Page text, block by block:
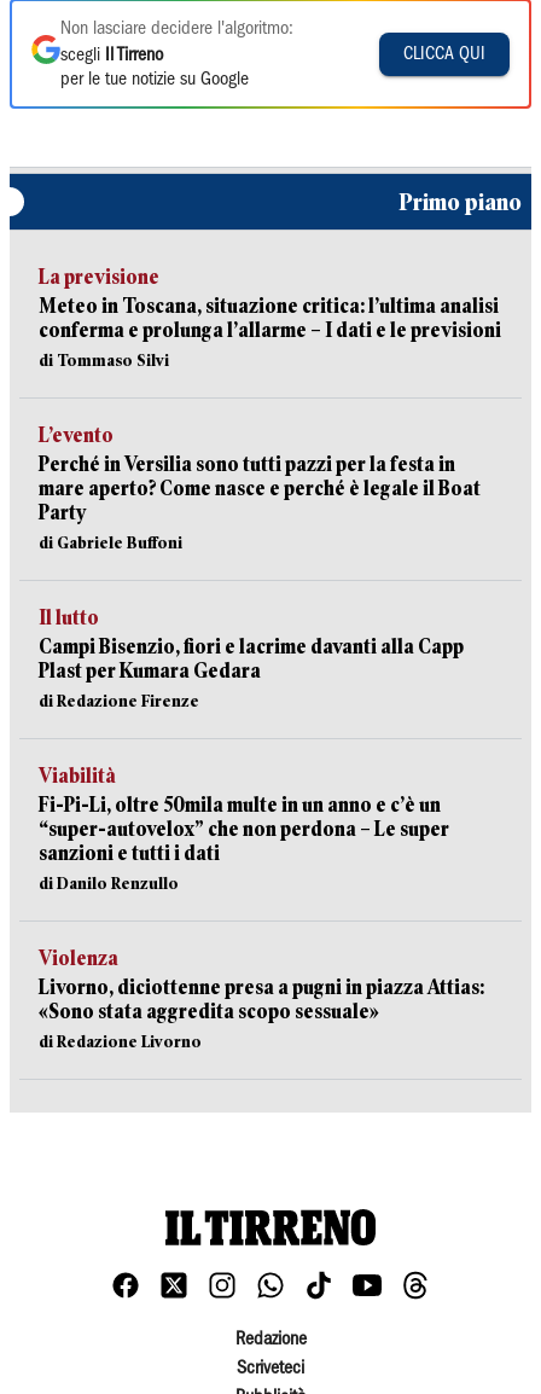
Non lasciare decidere l'algoritmo:
scegli
Il Tirreno
per le tue notizie su Google
CLICCA QUI
Primo piano
La previsione
Meteo in Toscana, situazione critica: l’ultima analisi
conferma e prolunga l’allarme – I dati e le previsioni
di Tommaso Silvi
L’evento
Perché in Versilia sono tutti pazzi per la festa in
mare aperto? Come nasce e perché è legale il Boat
Party
di Gabriele Buffoni
Il lutto
Campi Bisenzio, fiori e lacrime davanti alla Capp
Plast per Kumara Gedara
di Redazione Firenze
Viabilità
Fi-Pi-Li, oltre 50mila multe in un anno e c’è un
“super-autovelox” che non perdona – Le super
sanzioni e tutti i dati
di Danilo Renzullo
Violenza
Livorno, diciottenne presa a pugni in piazza Attias:
«Sono stata aggredita scopo sessuale»
di Redazione Livorno
Redazione
Scriveteci